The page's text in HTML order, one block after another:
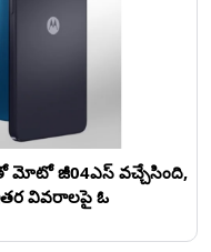
మోటో జీ04ఎస్ వచ్చేసింది,
వివరాలపై ఓ